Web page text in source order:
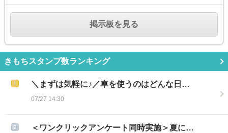
掲示板を見る
きもちスタンプ数ランキング
＼まずは気軽に♪／車を使うのはどんな日…
07/27 14:30
＜ワンクリックアンケート同時実施＞夏に…